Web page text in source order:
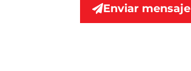
Enviar mensaje